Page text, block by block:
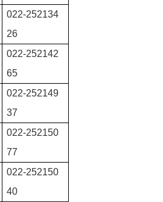
022-252134
26
022-252142
65
022-252149
37
022-252150
77
022-252150
40